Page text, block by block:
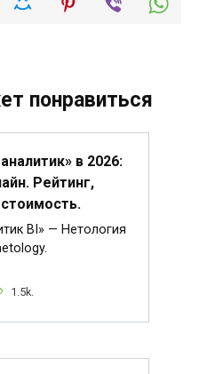
понравиться
в 2026:
Рейтинг,
BI» — Нетология
1.5k.